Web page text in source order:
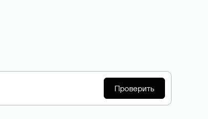
Проверить